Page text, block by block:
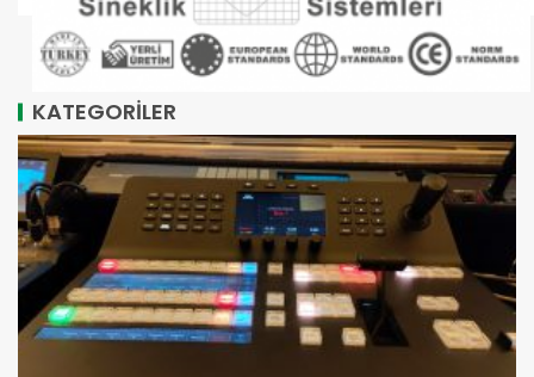
KATEGORİLER